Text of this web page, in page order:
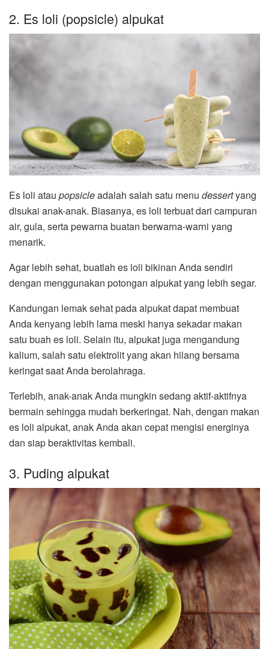
2. Es loli (popsicle) alpukat
Es loli atau popsicleadalah salah satu menu dessertyang
disukai anak-anak. Biasanya, es loli terbuat dari campuran
air, gula, serta pewarna buatan berwarna-warni yang
menarik.
Agar lebih sehat, buatlah es loli bikinan Anda sendiri
dengan menggunakan potongan alpukat yang lebih segar.
Kandungan lemak sehat pada alpukat dapat membuat
Anda kenyang lebih lama meski hanya sekadar makan
satu buah es loli. Selain itu, alpukat juga mengandung
kalium, salah satu elektrolit yang akan hilang bersama
keringat saat Anda berolahraga.
Terlebih, anak-anak Anda mungkin sedang aktif-aktifnya
bermain sehingga mudah berkeringat. Nah, dengan makan
es loli alpukat, anak Anda akan cepat mengisi energinya
dan siap beraktivitas kembali.
3. Puding alpukat